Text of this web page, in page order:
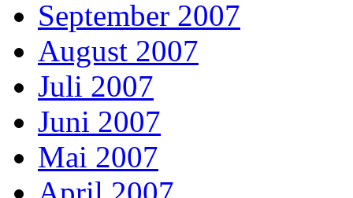
September 2007
August 2007
Juli 2007
Juni 2007
Mai 2007